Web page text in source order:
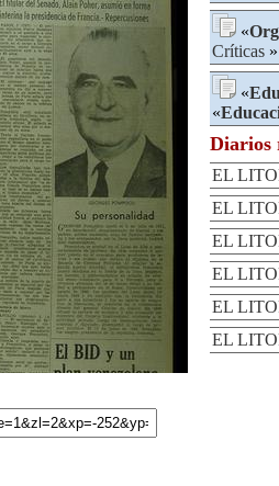
«
Críticas »
«
«
Diarios
EL
EL
EL
EL
EL
EL